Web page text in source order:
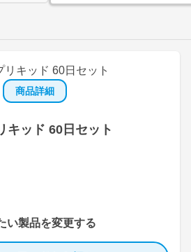
商品詳細
キッド 60日セット
い製品を変更する